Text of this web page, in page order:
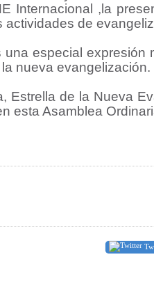
Internacional ,la
actividades de
especial
nueva evangelización.
Estrella de la Nueva
esta Asamblea